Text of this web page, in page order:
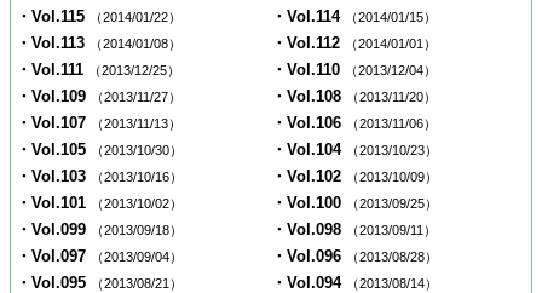
・Vol.115 （2014/01/22） ・Vol.114 （2014/01/15）
・Vol.113 （2014/01/08） ・Vol.112 （2014/01/01）
・Vol.111 （2013/12/25） ・Vol.110 （2013/12/04）
・Vol.109 （2013/11/27） ・Vol.108 （2013/11/20）
・Vol.107 （2013/11/13） ・Vol.106 （2013/11/06）
・Vol.105 （2013/10/30） ・Vol.104 （2013/10/23）
・Vol.103 （2013/10/16） ・Vol.102 （2013/10/09）
・Vol.101 （2013/10/02） ・Vol.100 （2013/09/25）
・Vol.099 （2013/09/18） ・Vol.098 （2013/09/11）
・Vol.097 （2013/09/04） ・Vol.096 （2013/08/28）
・Vol.095 （2013/08/21） ・Vol.094 （2013/08/14）